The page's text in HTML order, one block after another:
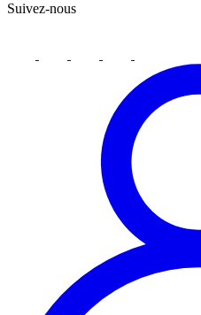
Suivez-nous